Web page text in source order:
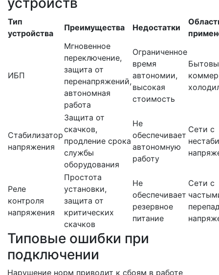
Тип
устройства
Преимущества Недостатки
ИБП
Мгновенное
переключение,
защита от
перенапряжений,
автономная
работа
Ограниченное
время
автономии,
высокая
стоимость
Стабилизатор
напряжения
Защита от
скачков,
продление срока
службы
оборудования
Не
обеспечивает
автономную
работу
Сети с
Реле
контроля
напряжения
Простота
установки,
защита от
критических
скачков
Не
обеспечивает
резервное
питание
Сети с
Типовые ошибки при
подключении
Нарушение норм приводит к сбоям в работе